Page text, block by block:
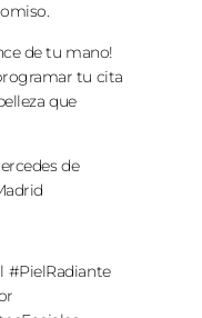
de tu mano!
tu cita
que
de
#PielRadiante